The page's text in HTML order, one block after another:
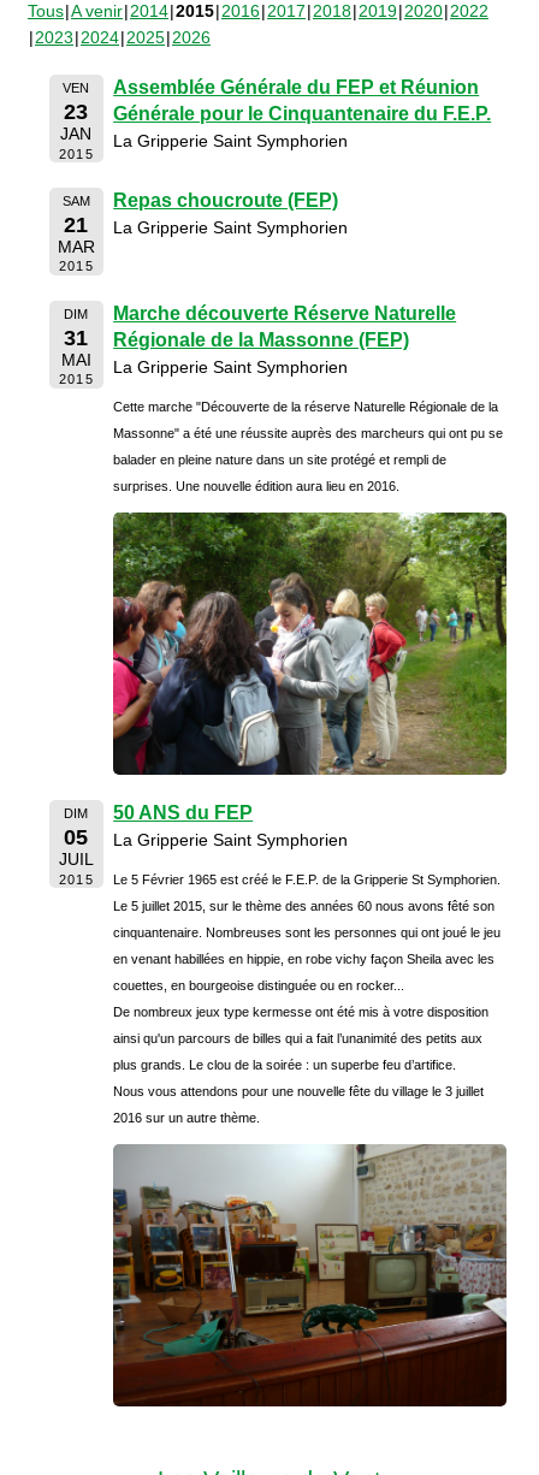
Tous A venir 2014 2015 2016 2017 2018 2019 2020 2022
2023 2024 2025 2026
VEN
23
JAN
2015
Assemblée Générale du FEP et Réunion
Générale pour le Cinquantenaire du F.E.P.
La Gripperie Saint Symphorien
SAM
21
MAR
2015
Repas choucroute (FEP)
La Gripperie Saint Symphorien
DIM
31
MAI
2015
Marche découverte Réserve Naturelle
Régionale de la Massonne (FEP)
La Gripperie Saint Symphorien
Cette marche "Découverte de la réserve Naturelle Régionale de la
Massonne" a été une réussite auprès des marcheurs qui ont pu se
balader en pleine nature dans un site protégé et rempli de
surprises. Une nouvelle édition aura lieu en 2016.
DIM
05
JUIL
2015
50 ANS du FEP
La Gripperie Saint Symphorien
Le 5 Février 1965 est créé le F.E.P. de la Gripperie St Symphorien.
Le 5 juillet 2015, sur le thème des années 60 nous avons fêté son
cinquantenaire. Nombreuses sont les personnes qui ont joué le jeu
en venant habillées en hippie, en robe vichy façon Sheila avec les
couettes, en bourgeoise distinguée ou en rocker...
De nombreux jeux type kermesse ont été mis à votre disposition
ainsi qu'un parcours de billes qui a fait l’unanimité des petits aux
plus grands. Le clou de la soirée : un superbe feu d’artifice.
Nous vous attendons pour une nouvelle fête du village le 3 juillet
2016 sur un autre thème.